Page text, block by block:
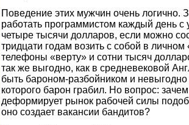
Поведение этих мужчин очень логично.
работать программистом каждый день с
четыре тысячи долларов, если можно
тридцати годам возить с собой в личном
телефоны «верту» и сотни тысяч
так же выгодно, как в средневековой
быть бароном-разбойником и
которого барон грабил. Но вопрос: зачем
деформирует рынок рабочей силы
оно создает вакансии бандитов?